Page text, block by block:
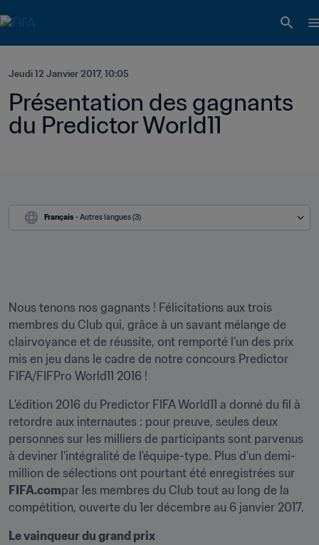
Jeudi 12 Janvier 2017, 10:05
Présentation des gagnants
du Predictor World11
Français - Autres langues (3)
Nous tenons nos gagnants ! Félicitations aux trois
membres du Club qui, grâce à un savant mélange de
clairvoyance et de réussite, ont remporté l'un des prix
mis en jeu dans le cadre de notre concours Predictor
FIFA/FIFPro World11 2016 !
L'édition 2016 du Predictor FIFA World11 a donné du fil à
retordre aux internautes : pour preuve, seules deux
personnes sur les milliers de participants sont parvenus
à deviner l'intégralité de l'équipe-type. Plus d'un demi-
FIFA.compar les membres du Club tout au long de la
compétition, ouverte du 1er décembre au 6 janvier 2017.
Le vainqueur du grand prix